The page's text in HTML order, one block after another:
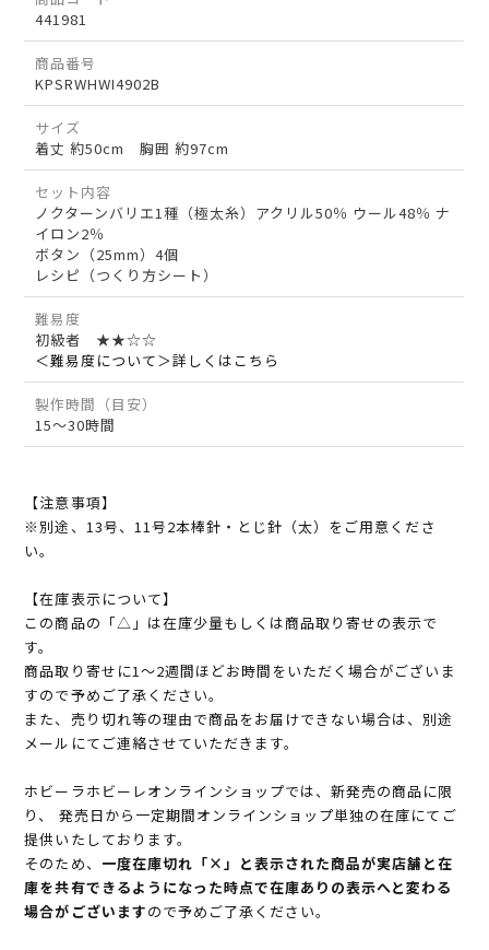
441981
商品番号
KPSRWHWI4902B
サイズ
着丈 約50cm 胸囲 約97cm
セット内容
ノクターンバリエ1種（極太糸）アクリル50％ ウール48％ ナ
イロン2％
ボタン（25mm）4個
レシピ（つくり方シート）
難易度
初級者 ★★☆☆
＜難易度について＞詳しくはこちら
製作時間（目安）
15～30時間
【注意事項】
※別途、13号、11号2本棒針・とじ針（太）をご用意くださ
い。
【在庫表示について】
この商品の「△」は在庫少量もしくは商品取り寄せの表示で
す。
商品取り寄せに1～2週間ほどお時間をいただく場合がございま
すので予めご了承ください。
また、売り切れ等の理由で商品をお届けできない場合は、別途
メールにてご連絡させていただきます。
ホビーラホビーレオンラインショップでは、新発売の商品に限
り、 発売日から一定期間オンラインショップ単独の在庫にてご
提供いたしております。
そのため、 一度在庫切れ「×」と表示された商品が実店舗と在
庫を共有できるようになった時点で在庫ありの表示へと変わる
場合がございますので予めご了承ください。